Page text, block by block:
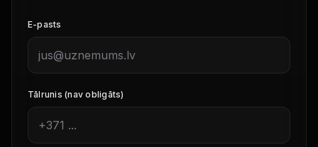
E-pasts
Tālrunis (nav obligāts)